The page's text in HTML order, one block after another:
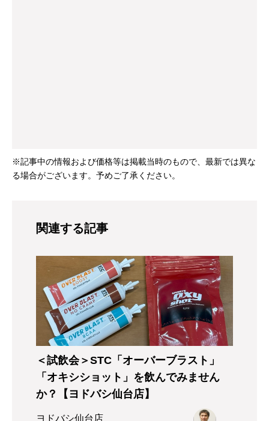
※記事中の情報および価格等は掲載当時のもので、最新では異な
る場合がございます。予めご了承ください。
関連する記事
＜試飲会＞STC「オーバーブラスト」
「オキシショット」を飲んでみません
か？【ヨドバシ仙台店】
ヨドバシ仙台店